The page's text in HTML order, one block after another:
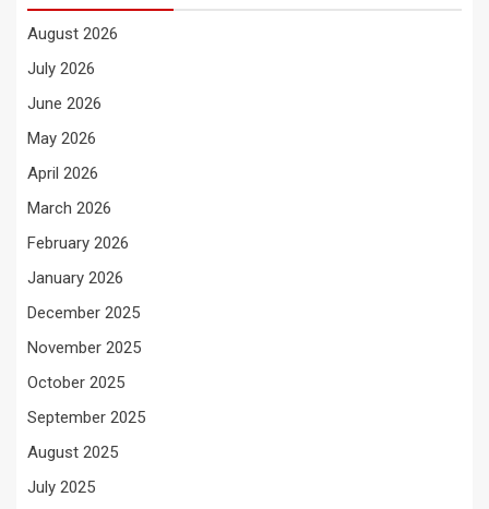
August 2026
July 2026
June 2026
May 2026
April 2026
March 2026
February 2026
January 2026
December 2025
November 2025
October 2025
September 2025
August 2025
July 2025